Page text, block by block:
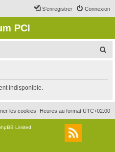
Connexion
S’enregistrer
PCI
r
c
indisponible.
Heures au format UTC+02:00
les cookies
Limited